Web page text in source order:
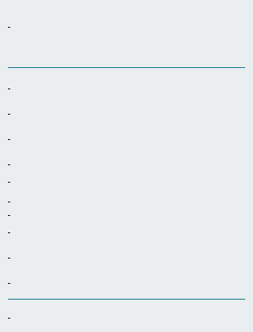
-
-
-
-
-
-
-
-
-
-
-
-